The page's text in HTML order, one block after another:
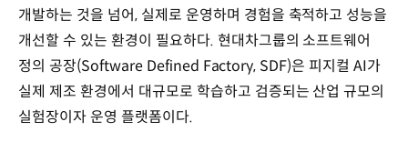
개발하는 것을 넘어, 실제로 운영하며 경험을 축적하고 성능을
개선할 수 있는 환경이 필요하다. 현대차그룹의 소프트웨어
정의 공장(Software Defined Factory, SDF)은 피지컬 AI가
실제 제조 환경에서 대규모로 학습하고 검증되는 산업 규모의
실험장이자 운영 플랫폼이다.